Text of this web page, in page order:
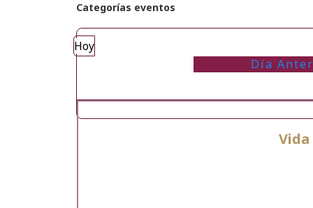
Categorías eventos
Hoy
Día